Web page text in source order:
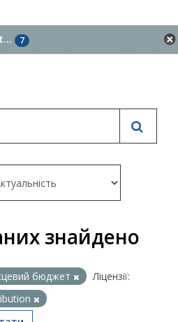
7
знайдено
бюджет
Ліцензії: